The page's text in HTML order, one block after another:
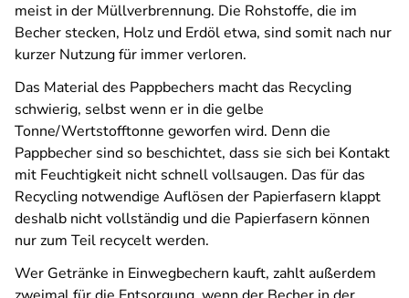
meist in der Müllverbrennung. Die Rohstoffe, die im
Becher stecken, Holz und Erdöl etwa, sind somit nach nur
kurzer Nutzung für immer verloren.
Das Material des Pappbechers macht das Recycling
schwierig, selbst wenn er in die gelbe
Tonne/Wertstofftonne geworfen wird. Denn die
Pappbecher sind so beschichtet, dass sie sich bei Kontakt
mit Feuchtigkeit nicht schnell vollsaugen. Das für das
Recycling notwendige Auflösen der Papierfasern klappt
deshalb nicht vollständig und die Papierfasern können
nur zum Teil recycelt werden.
Wer Getränke in Einwegbechern kauft, zahlt außerdem